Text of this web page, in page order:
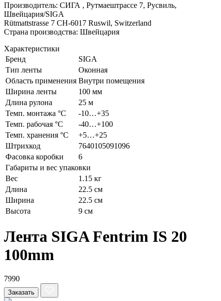
Производитель: СИГА , Рутмаештрассе 7, Русвиль,
Швейцария/SIGA
Rütmattstrasse 7 CH-6017 Ruswil, Switzerland
Страна производства: Швейцария
Характеристики
Бренд
SIGA
Тип ленты
Оконная
Область применения Внутри помещения
Ширина ленты
100 мм
Длина рулона
25 м
Темп. монтажа °C
-10…+35
Темп. рабочая °C
-40…+100
Темп. хранения °C
+5…+25
Штрихкод
7640105091096
Фасовка коробки
6
Габариты и вес упаковки
Вес
1.15 кг
Длина
22.5 см
Ширина
22.5 см
Высота
9 см
Лента SIGA Fentrim IS 20
100mm
7990
Заказать